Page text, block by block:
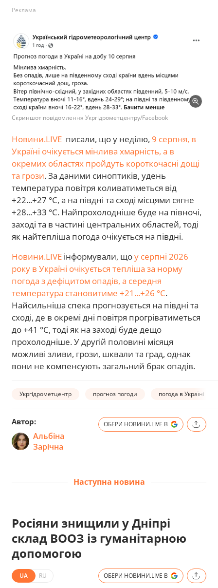
Реклама
Скриншот повідомлення Укргідрометцентру/Facebook
Новини.LIVE писали, що у неділю, 9 серпня, в
Україні очікується мінлива хмарність, а в
окремих областях пройдуть короткочасні дощі
та грози. За даними синоптиків, удень
температура повітря коливатиметься від
+22...+27 °C, а на півдні та сході місцями сягне
+28...+33 °C. Найпрохолодніше буде на півночі,
заході та в частині центральних областей, тоді
як найтепліша погода очікується на півдні.
Новини.LIVE інформували, щоу серпні 2026
року в Україні очікується тепліша за норму
погода з дефіцитом опадів, а середня
температура становитиме +21...+26 °C.
Найсильніша спека прогнозується на півдні та
сході, де в окремі дні повітря прогріватиметься
до +41 °C, тоді як на заході буде дещо
прохолодніше. У другій половині місяця
можливі зливи, грози, шквали та град, однак
вони не компенсують загальний брак опадів.
Укргідрометцентр прогноз погоди погода в Україні
Автор:
Альбіна
Зарічна
ОБЕРИ НОВИНИ.LIVE В
Наступна новина
Росіяни знищили у Дніпрі
склад ВООЗ із гуманітарною
допомогою
UA RU ОБЕРИ НОВИНИ.LIVE В